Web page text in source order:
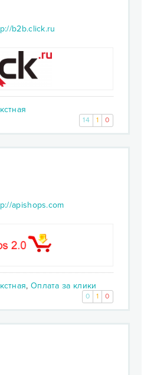
b2b.click.ru
14 1 0
apishops.com
, Оплата за клики
0 1 0